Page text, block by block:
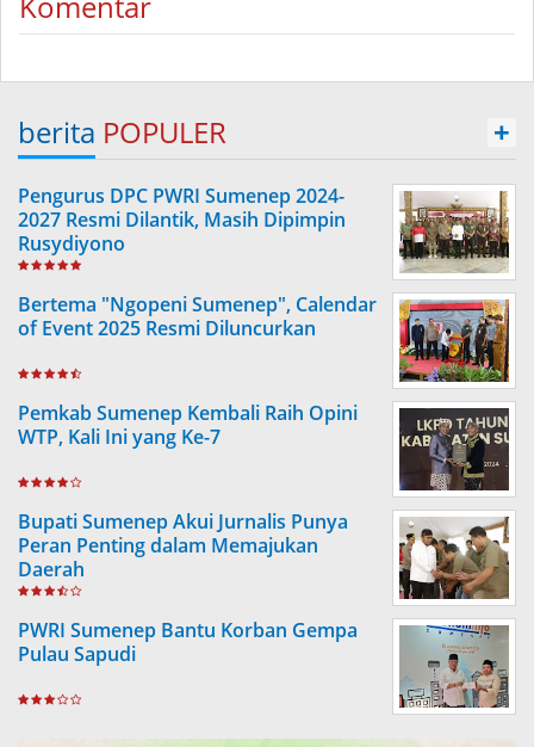
berita POPULER +
Pengurus DPC PWRI Sumenep 2024-
2027 Resmi Dilantik, Masih Dipimpin
Rusydiyono
Bertema "Ngopeni Sumenep", Calendar
of Event 2025 Resmi Diluncurkan
Pemkab Sumenep Kembali Raih Opini
WTP, Kali Ini yang Ke-7
Bupati Sumenep Akui Jurnalis Punya
Peran Penting dalam Memajukan
Daerah
PWRI Sumenep Bantu Korban Gempa
Pulau Sapudi